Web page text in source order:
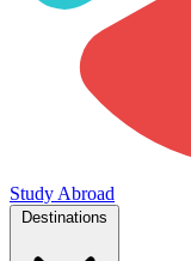
Study Abroad